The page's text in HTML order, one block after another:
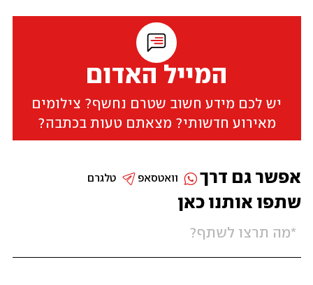
המייל האדום
יש לכם מידע חשוב שטרם נחשף? צילומים
מאירוע חדשותי? מצאתם טעות בכתבה?
שתפו אותנו כאן
אפשר גם דרך טלגרם וואטסאפ